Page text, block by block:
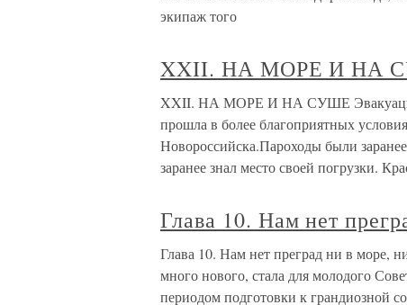
экипаж того
XXII. НА МОРЕ И НА
XXII. НА МОРЕ И НА СУШЕ Эвакуация
прошла в более благоприятных
Новороссийска.Пароходы были
заранее знал место своей погрузки.
Глава 10. Нам нет
Глава 10. Нам нет преград ни в море,
много нового, стала для молодого
периодом подготовки к грандиозной